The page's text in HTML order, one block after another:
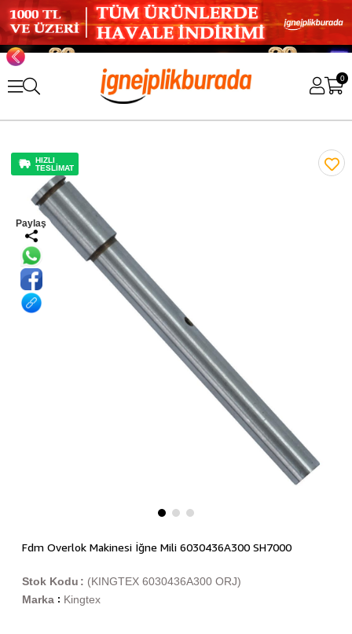
0
HIZLI
TESLİMAT
Paylaş
Fdm Overlok Makinesi İğne Mili 6030436A300 SH7000
(KINGTEX 6030436A300 ORJ)
Stok Kodu
Marka : Kingtex